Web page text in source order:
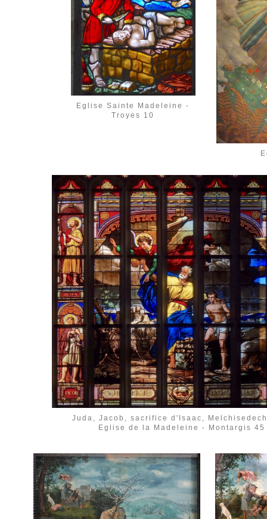
Eglise Sainte Madeleine -
Troyes 10
Juda, Jacob, sacrifice d'Isaac,
Eglise de la Madeleine - Montargis 45